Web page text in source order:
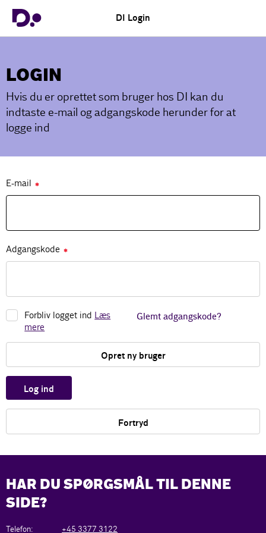
DI Login
LOGIN
Hvis du er oprettet som bruger hos DI kan du
indtaste e-mail og adgangskode herunder for at
logge ind
E-mail ✱
Adgangskode ✱
Forbliv logget ind Læs
mere
Glemt adgangskode?
Opret ny bruger
Log ind
Fortryd
HAR DU SPØRGSMÅL TIL DENNE
SIDE?
Telefon: +45 3377 3122